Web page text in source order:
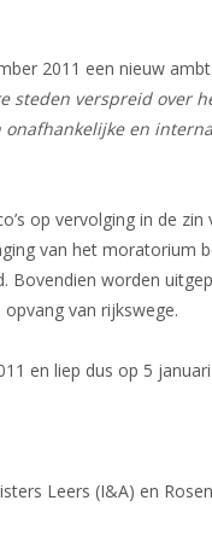
2011 een nieuw
steden verspreid over
en
op vervolging in de
van het moratorium
Bovendien worden
van rijkswege.
en liep dus op 5
Leers (I&A) en